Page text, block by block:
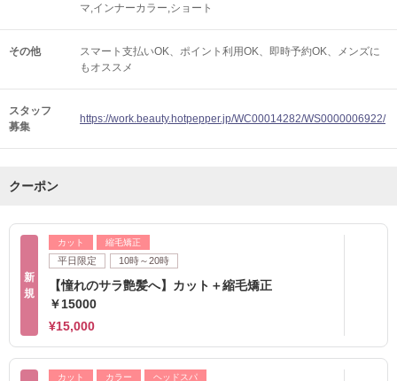
マ,インナーカラー,ショート
その他 スマート支払いOK ポイント利用OK 即時予約OK
メンズに
もオススメ
スタッフ
募集
https://work.beauty.hotpepper.jp/WC00014282/WS0000006922/
クーポン
新
規
カット 縮毛矯正
平日限定 10時～20時
【憧れのサラ艶髪へ】カット＋縮毛矯正
￥15000
¥15,000
カット カラー ヘッドスパ